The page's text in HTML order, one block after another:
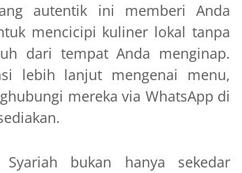
autentik ini memberi Anda
mencicipi kuliner lokal tanpa
dari tempat Anda menginap.
lebih lanjut mengenai menu,
mereka via WhatsApp di
bukan hanya sekedar